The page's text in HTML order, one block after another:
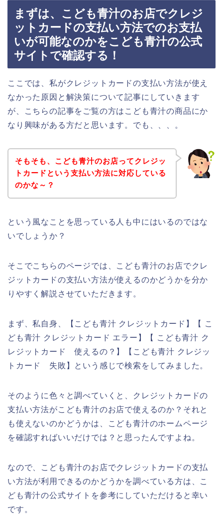
まずは、こども青汁のお店でクレジ
ットカードの支払い方法でのお支払
いが可能なのかをこども青汁の公式
サイトで確認する！
ここでは、私がクレジットカードの支払い方法が使え
なかった原因と解決策について記事にしていきます
が、こちらの記事をご覧の方はこども青汁の商品にか
なり興味がある方だと思います。でも、、、。
そもそも、こども青汁のお店ってクレジッ
トカードという支払い方法に対応している
のかな～？
という風なことを思っている人も中にはいるのではな
いでしょうか？
そこでこちらのページでは、こども青汁のお店でクレ
ジットカードの支払い方法が使えるのかどうかを分か
りやすく解説させていただきます。
まず、私自身、【こども青汁 クレジットカード】【 こ
ども青汁 クレジットカード エラー】【 こども青汁 ク
レジットカード 使えるの？】【こども青汁 クレジッ
トカード 失敗】という感じで検索をしてみました。
そのように色々と調べていくと、クレジットカードの
支払い方法がこども青汁のお店で使えるのか？それと
も使えないのかどうかは、こども青汁のホームページ
を確認すればいいだけでは？と思ったんですよね。
なので、こども青汁のお店でクレジットカードの支払
い方法が利用できるのかどうかを調べている方は、こ
ども青汁の公式サイトを参考にしていただけると幸い
です。